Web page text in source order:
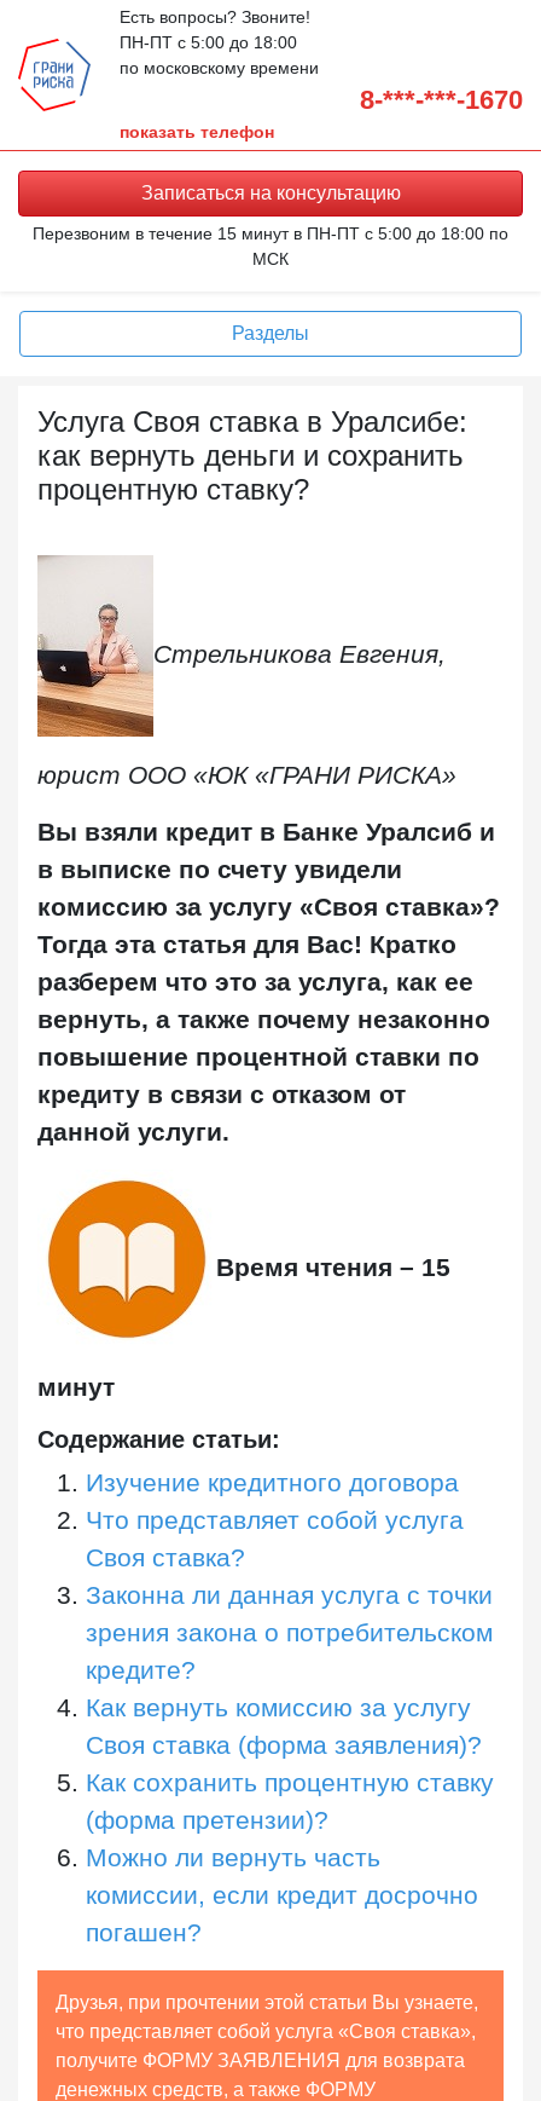
Есть вопросы? Звоните!
ПН-ПТ с 5:00 до 18:00
по московскому времени
8-***-***-1670
показать телефон
Записаться на консультацию
Перезвоним в течение 15 минут в ПН-ПТ с 5:00 до 18:00 по
МСК
Разделы
Услуга Своя ставка в Уралсибе:
как вернуть деньги и сохранить
процентную ставку?
Стрельникова Евгения,
юрист ООО «ЮК «ГРАНИ РИСКА»
Вы взяли кредит в Банке Уралсиб и
в выписке по счету увидели
комиссию за услугу «Своя ставка»?
Тогда эта статья для Вас! Кратко
разберем что это за услуга, как ее
вернуть, а также почему незаконно
повышение процентной ставки по
кредиту в связи с отказом от
данной услуги.
Время чтения – 15
минут
Содержание статьи:
Изучение кредитного договора
Что представляет собой услуга
Своя ставка?
Законна ли данная услуга с точки
зрения закона о потребительском
кредите?
Как вернуть комиссию за услугу
Своя ставка (форма заявления)?
Как сохранить процентную ставку
(форма претензии)?
Можно ли вернуть часть
комиссии, если кредит досрочно
погашен?
Друзья, при прочтении этой статьи Вы узнаете,
что представляет собой услуга «Своя ставка»,
получите ФОРМУ ЗАЯВЛЕНИЯ для возврата
денежных средств, а также ФОРМУ